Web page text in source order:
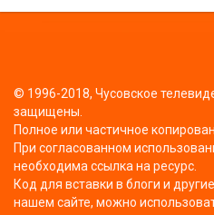
© 1996-2018, Чусовское
защищены.
Полное или частичное
При согласованном
необходима ссылка на ресурс.
Код для вставки в блоги и
нашем сайте, можно